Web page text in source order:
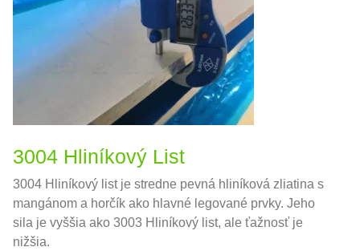
3004 Hliníkový List
3004 Hliníkový list je stredne pevná hliníková zliatina s
mangánom a horčík ako hlavné legované prvky. Jeho
sila je vyššia ako 3003 Hliníkový list, ale ťažnosť je
nižšia.